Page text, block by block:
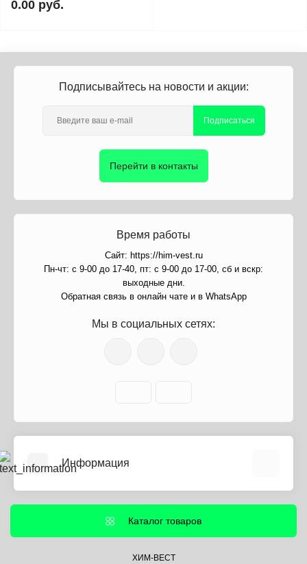
0.00 руб.
Подписывайтесь на новости и акции:
Подписаться
Перейти в контакты
Время работы
Сайт: https://him-vest.ru
Пн-чт: с 9-00 до 17-40, пт: с 9-00 до 17-00, сб и вскр:
выходные дни.
Обратная связь в онлайн чате и в WhatsApp
Мы в социальных сетях:
Информация
Информация о доставке
Политика безопасности
Каталог товаров
ХИМ-ВЕСТ